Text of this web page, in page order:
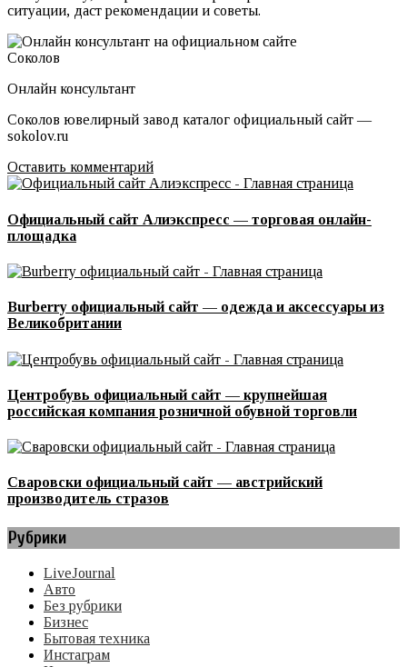
ситуации, даст рекомендации и советы.
Онлайн консультант
Соколов ювелирный завод каталог официальный сайт —
sokolov.ru
Оставить комментарий
Официальный сайт Алиэкспресс — торговая онлайн-
площадка
Burberry официальный сайт — одежда и аксессуары из
Великобритании
Центробувь официальный сайт — крупнейшая
российская компания розничной обувной торговли
Сваровски официальный сайт — австрийский
производитель стразов
Рубрики
LiveJournal
Авто
Без рубрики
Бизнес
Бытовая техника
Инстаграм